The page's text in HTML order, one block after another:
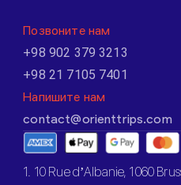
Позвоните нам
+98 902 379 3213
+98 21 7105 7401
Напишите нам
contact@orienttrips.com
1. 10 Rue d’Albanie, 1060